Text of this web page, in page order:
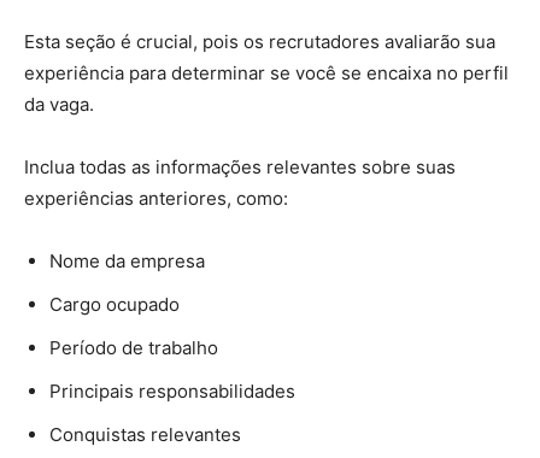
Esta seção é crucial, pois os recrutadores avaliarão sua
experiência para determinar se você se encaixa no perfil
da vaga.
Inclua todas as informações relevantes sobre suas
experiências anteriores, como:
Nome da empresa
Cargo ocupado
Período de trabalho
Principais responsabilidades
Conquistas relevantes